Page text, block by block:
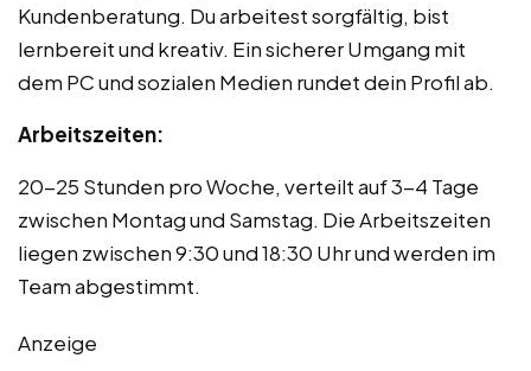
Kundenberatung. Du arbeitest sorgfältig, bist
lernbereit und kreativ. Ein sicherer Umgang mit
dem PC und sozialen Medien rundet dein Profil ab.
Arbeitszeiten:
20-25 Stunden pro Woche, verteilt auf 3-4 Tage
zwischen Montag und Samstag. Die Arbeitszeiten
liegen zwischen 9:30 und 18:30 Uhr und werden im
Team abgestimmt.
Anzeige